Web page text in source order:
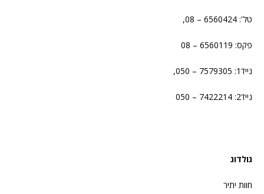
טל': 6560424 – 08,
פקס: 6560119 – 08
נייד1: 7579305 – 050,
נייד2: 7422214 – 050
גולדוג
חוות יתיר